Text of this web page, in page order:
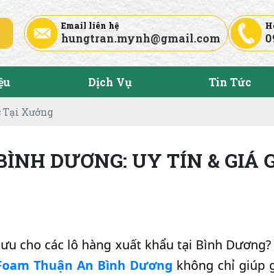
Email liên hệ
hungtran.mynh@gmail.com
Dịch Vụ Tin Tức
Tại Xưởng
DƯƠNG: UY TÍN & GIÁ
cho các lô hàng xuất khẩu tại Bình Dương?
Thuận An Bình Dương không chỉ giúp